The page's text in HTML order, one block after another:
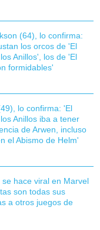
(64), lo confirma:
los orcos de 'El
Anillos', los de 'El
formidables'
lo confirma: 'El
Anillos iba a tener
de Arwen, incluso
el Abismo de Helm'
se hace viral en Marvel
son todas sus
a otros juegos de